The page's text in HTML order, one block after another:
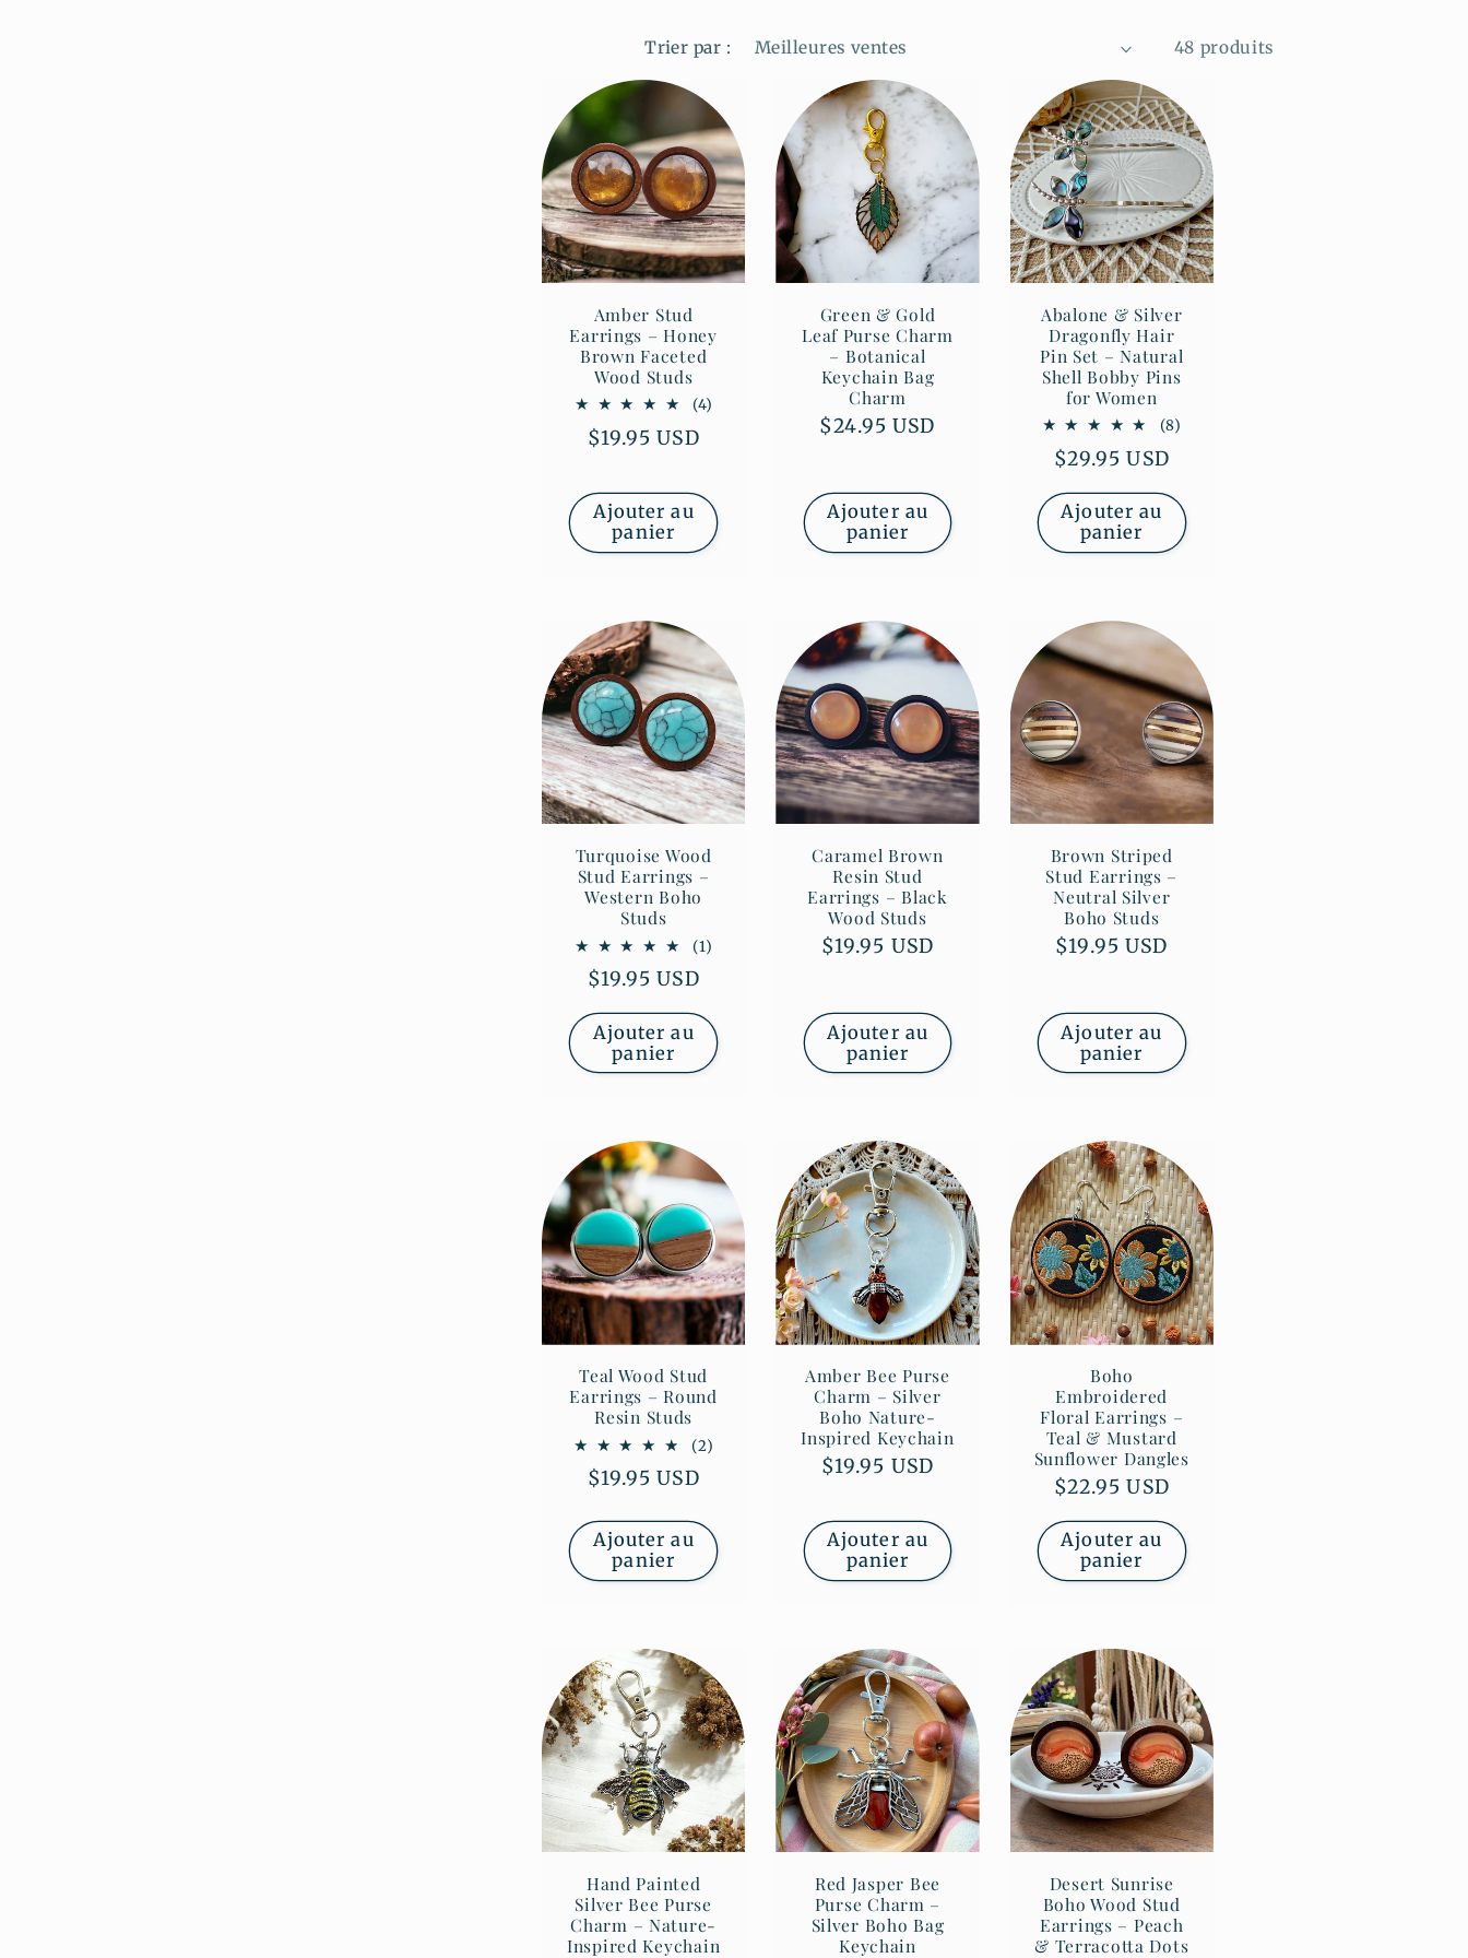
Trier par : 48 produits
Amber Stud
Earrings – Honey
Brown Faceted
Wood Studs
(4)
Prix
$19.95 USD
Ajouter au
panier
Green & Gold
Leaf Purse Charm
– Botanical
Keychain Bag
Charm
Prix
$24.95 USD
Ajouter au
panier
Abalone & Silver
Dragonfly Hair
Pin Set – Natural
Shell Bobby Pins
for Women
(8)
Prix
$29.95 USD
Ajouter au
panier
Turquoise Wood
Stud Earrings –
Western Boho
Studs
(1)
Prix
$19.95 USD
Ajouter au
panier
Caramel Brown
Resin Stud
Earrings – Black
Wood Studs
Prix
$19.95 USD
Ajouter au
panier
Brown Striped
Stud Earrings –
Neutral Silver
Boho Studs
Prix
$19.95 USD
Ajouter au
panier
Teal Wood Stud
Earrings – Round
Resin Studs
(2)
Prix
$19.95 USD
Ajouter au
panier
Amber Bee Purse
Charm – Silver
Boho Nature-
Inspired Keychain
Prix
$19.95 USD
Ajouter au
panier
Boho
Embroidered
Floral Earrings –
Teal & Mustard
Sunflower Dangles
Prix
$22.95 USD
Ajouter au
panier
Hand Painted
Silver Bee Purse
Charm – Nature-
Inspired Keychain
Red Jasper Bee
Purse Charm –
Silver Boho Bag
Keychain
Desert Sunrise
Boho Wood Stud
Earrings – Peach
& Terracotta Dots